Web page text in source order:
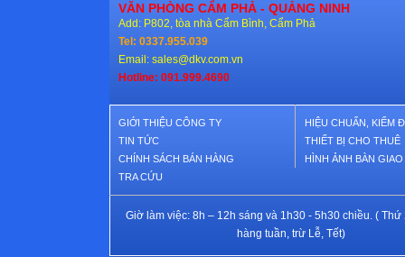
VĂN PHÒNG CẨM PHẢ - QUẢNG NINH
Add: P802, tòa nhà Cẩm Bình, Cẩm Phả
Tel: 0337.955.039
Email: sales@dkv.com.vn
Hotline: 091.999.4690
GIỚI THIỆU CÔNG TY
TIN TỨC
CHÍNH SÁCH BÁN HÀNG
TRA CỨU
HIỆU CHUẨN, KIỂM
THIẾT BỊ CHO THUÊ
HÌNH ẢNH BÀN
Giờ làm việc: 8h – 12h sáng và 1h30 - 5h30 chiều. ( Thứ
hàng tuần, trừ Lễ, Tết)